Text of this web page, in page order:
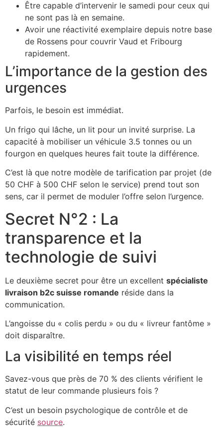
Être capable d’intervenir le samedi pour ceux qui
ne sont pas là en semaine.
Avoir une réactivité exemplaire depuis notre base
de Rossens pour couvrir Vaud et Fribourg
rapidement.
L’importance de la gestion des
urgences
Parfois, le besoin est immédiat.
Un frigo qui lâche, un lit pour un invité surprise. La
capacité à mobiliser un véhicule 3.5 tonnes ou un
fourgon en quelques heures fait toute la différence.
C’est là que notre modèle de tarification par projet (de
50 CHF à 500 CHF selon le service) prend tout son
sens, car il permet de moduler l’offre selon l’urgence.
Secret N°2 : La
transparence et la
technologie de suivi
Le deuxième secret pour être un excellent spécialiste
livraison b2c suisse romande réside dans la
communication.
L’angoisse du « colis perdu » ou du « livreur fantôme »
doit disparaître.
La visibilité en temps réel
Savez-vous que près de 70 % des clients vérifient le
statut de leur commande plusieurs fois ?
C’est un besoin psychologique de contrôle et de
sécurité source.